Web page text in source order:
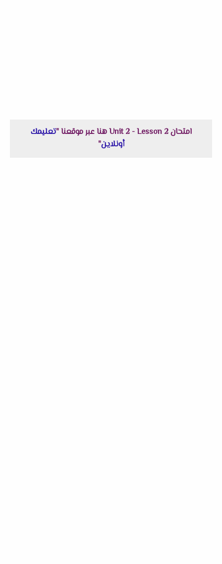
امتحان Unit 2 - Lesson 2 هنا عبر موقعنا "
تعليمك
أونلاين"